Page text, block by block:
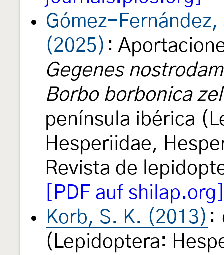
Gómez-
(2025) :
Gegenes
Borbo borbonica
península ibérica
Hesperiidae,
Revista de
[PDF auf
Korb, S. K. (2013) :
(Lepidoptera: